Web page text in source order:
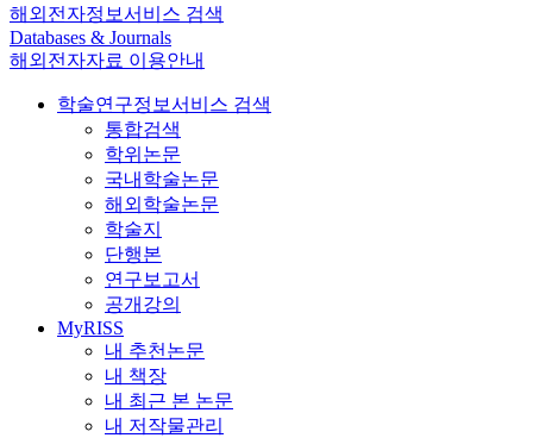
해외전자정보서비스 검색
Databases & Journals
해외전자자료 이용안내
학술연구정보서비스 검색
통합검색
학위논문
국내학술논문
해외학술논문
학술지
단행본
연구보고서
공개강의
MyRISS
내 추천논문
내 책장
내 최근 본 논문
내 저작물관리